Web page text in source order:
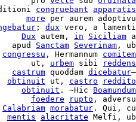
congruebant
apparatis
more per aurem
; dux vero, a
Dux autem, in Siciliam
apud
Sanctam Severinam ,
congressu , Hermannum comitem
ut,
urbem sibi
reddens
castrum quoddam dicebatur
obtinuit ut, castro
reddito
obtinuit . ~Hic Boamundum
foedere rupto ,
Calabriam morabatur . Qui,
mentis alacritate Melfi,